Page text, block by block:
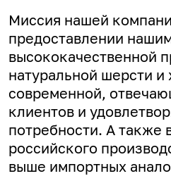
Миссия нашей
предоставлении
высококачественной
натуральной шерсти и
современной,
клиентов и
потребности. А также
российского
выше импортных